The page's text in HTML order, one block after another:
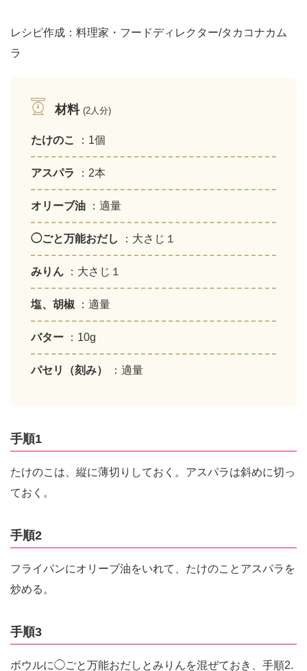
レシピ作成：料理家・フードディレクター/タカコナカム
ラ
材料 (2人分)
たけのこ ：1個
アスパラ ：2本
オリーブ油 ：適量
◯ごと万能おだし ：大さじ１
みりん ：大さじ１
塩、胡椒 ：適量
バター ：10g
パセリ（刻み） ：適量
手順1
たけのこは、縦に薄切りしておく。アスパラは斜めに切っ
ておく。
手順2
フライパンにオリーブ油をいれて、たけのことアスパラを
炒める。
手順3
ボウルに◯ごと万能おだしとみりんを混ぜておき、手順2.